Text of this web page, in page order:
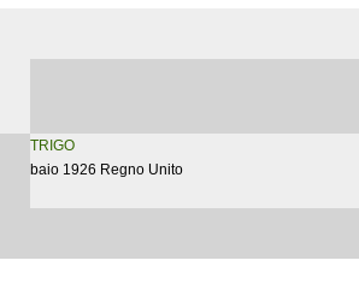
TRIGO
baio 1926 Regno Unito